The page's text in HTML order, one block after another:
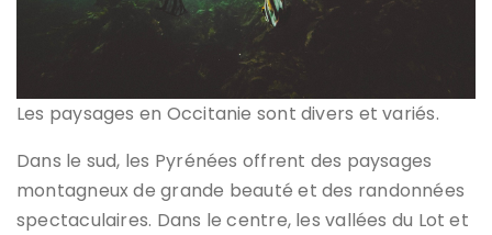
Les paysages en Occitanie sont divers et variés.
Dans le sud, les Pyrénées offrent des paysages
montagneux de grande beauté et des randonnées
spectaculaires. Dans le centre, les vallées du Lot et